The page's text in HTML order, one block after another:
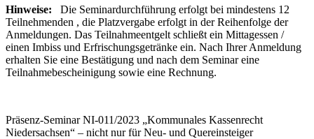
Hinweise: Die Seminardurchführung erfolgt bei mindestens 12
Teilnehmenden , die Platzvergabe erfolgt in der Reihenfolge der
Anmeldungen. Das Teilnahmeentgelt schließt ein Mittagessen /
einen Imbiss und Erfrischungsgetränke ein. Nach Ihrer Anmeldung
erhalten Sie eine Bestätigung und nach dem Seminar eine
Teilnahmebescheinigung sowie eine Rechnung.
Präsenz-Seminar NI-011/2023 „Kommunales Kassenrecht
Niedersachsen“ – nicht nur für Neu- und Quereinsteiger